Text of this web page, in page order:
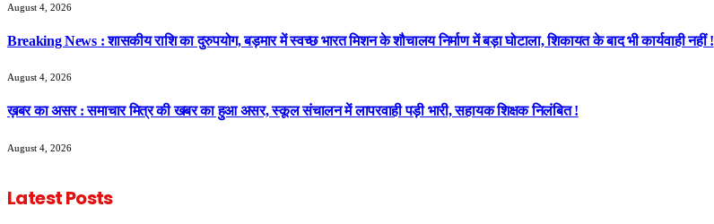
August 4, 2026
Breaking News : शासकीय राशि का दुरुपयोग, बड़मार में स्वच्छ भारत मिशन के शौचालय निर्माण में बड़ा घोटाला, शिकायत के बाद भी कार्यवाही नहीं !
August 4, 2026
ख़बर का असर : समाचार मित्र की खबर का हुआ असर, स्कूल संचालन में लापरवाही पड़ी भारी, सहायक शिक्षक निलंबित !
August 4, 2026
Latest Posts